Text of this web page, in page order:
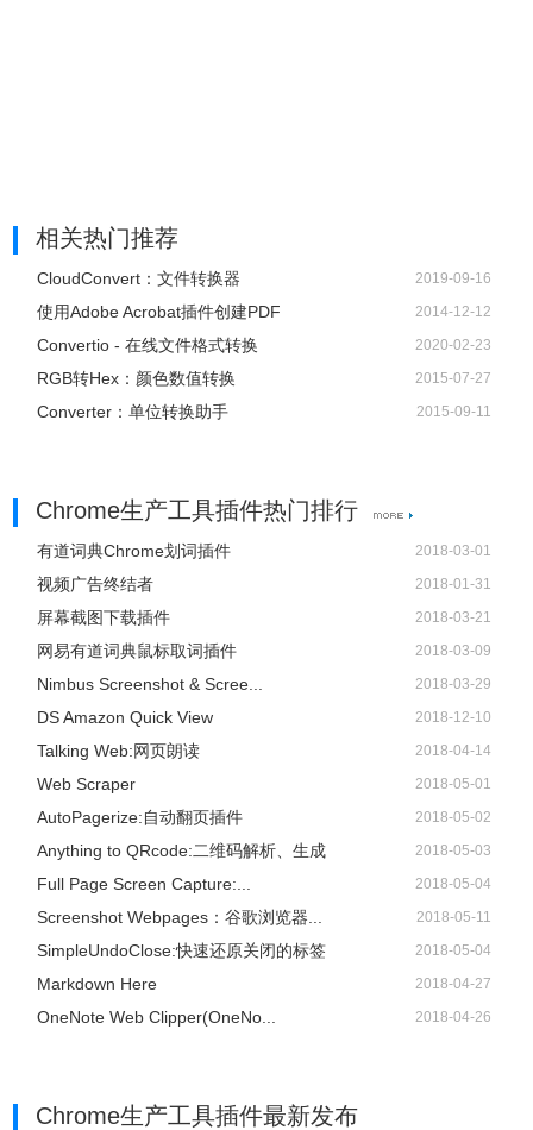
相关热门推荐
CloudConvert：文件转换器 2019-09-16
使用Adobe Acrobat插件创建PDF 2014-12-12
Convertio - 在线文件格式转换 2020-02-23
RGB转Hex：颜色数值转换 2015-07-27
Converter：单位转换助手 2015-09-11
Chrome生产工具插件热门排行
有道词典Chrome划词插件 2018-03-01
视频广告终结者 2018-01-31
屏幕截图下载插件 2018-03-21
网易有道词典鼠标取词插件 2018-03-09
Nimbus Screenshot & Scree... 2018-03-29
DS Amazon Quick View 2018-12-10
Talking Web:网页朗读 2018-04-14
Web Scraper 2018-05-01
AutoPagerize:自动翻页插件 2018-05-02
Anything to QRcode:二维码解析、生成 2018-05-03
Full Page Screen Capture:... 2018-05-04
Screenshot Webpages：谷歌浏览器... 2018-05-11
SimpleUndoClose:快速还原关闭的标签 2018-05-04
Markdown Here 2018-04-27
OneNote Web Clipper(OneNo... 2018-04-26
Chrome生产工具插件最新发布